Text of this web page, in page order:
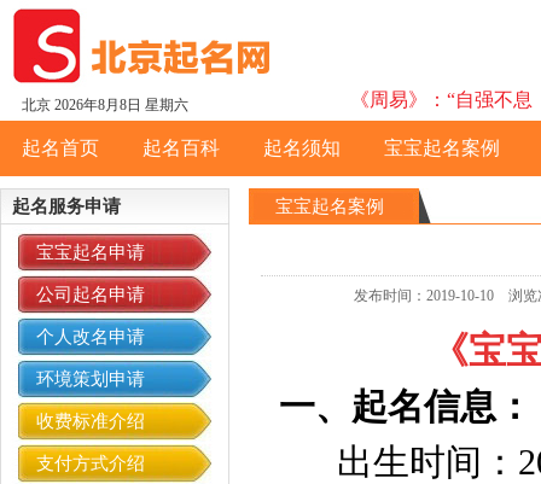
北京 2026年8月8日 星期六 《周易》：“自强不
起名首页 起名百科 起名须知 宝宝起名案例
起名服务申请
宝宝起名申请
公司起名申请
个人改名申请
环境策划申请
收费标准介绍
支付方式介绍
宝宝起名案例
发布时间：2019-10-10 浏
《宝
一、起名信息：
出生时间：